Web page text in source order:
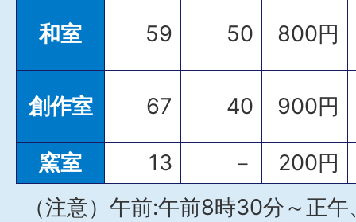
和室 59 50 800円
創作室 67 40 900円
窯室 13 －
200円
（注意）午前:午前8時30分～正